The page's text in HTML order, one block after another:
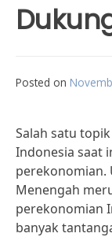
Posted on
Salah satu
Indonesia saat
perekonomian.
Menengah
perekonomian
banyak